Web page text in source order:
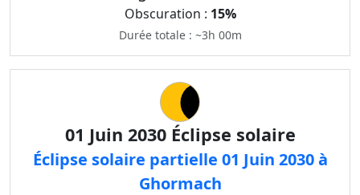
Obscuration : 15%
Durée totale : ~3h 00m
01 Juin 2030 Éclipse solaire
Éclipse solaire partielle 01 Juin 2030 à
Ghormach